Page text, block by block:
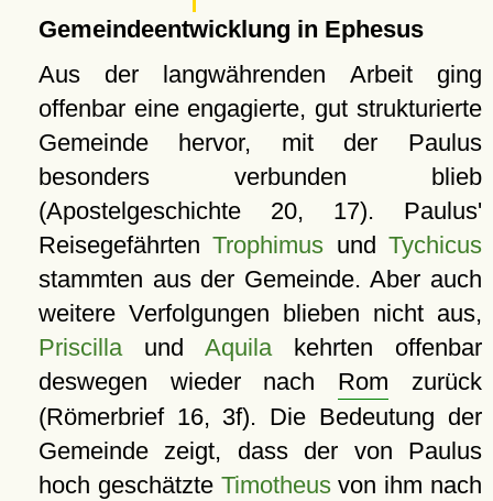
Gemeindeentwicklung in Ephesus
Aus der langwährenden Arbeit ging
offenbar eine engagierte, gut strukturierte
Gemeinde hervor, mit der Paulus
besonders verbunden blieb
(Apostelgeschichte 20, 17). Paulus'
ReisegefährtenTrophimus undTychicus
stammten aus der Gemeinde. Aber auch
weitere Verfolgungen blieben nicht aus,
PriscillaundAquilakehrten offenbar
deswegen wieder nach Rom zurück
(Römerbrief 16, 3f). Die Bedeutung der
Gemeinde zeigt, dass der von Paulus
hoch geschätzte Timotheusvon ihm nach